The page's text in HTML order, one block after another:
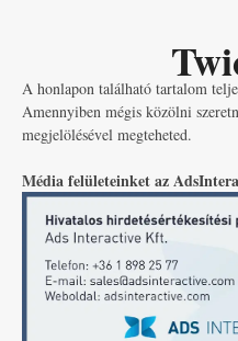
A honlapon található tartalom
Amennyiben mégis közölni
megjelölésével megteheted.
Média felületeinket az